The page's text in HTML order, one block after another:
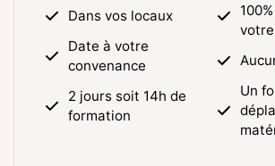
Dans vos locaux
Date à votre
convenance
2 jours soit 14h de
formation
votre
Un